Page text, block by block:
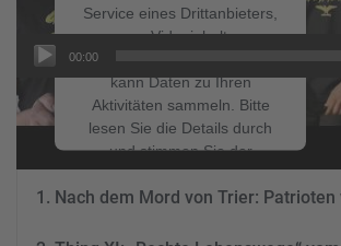
Service eines Drittanbieters,
um Videoinhalte
einzubetten. Dieser Service
kann Daten zu Ihren
Aktivitäten sammeln. Bitte
lesen Sie die Details durch
und stimmen Sie der
Nutzung des Service zu, um
dieses Video anzusehen.
00:00
NEUESTE BEITRÄGE
Nach dem Mord von Trier: